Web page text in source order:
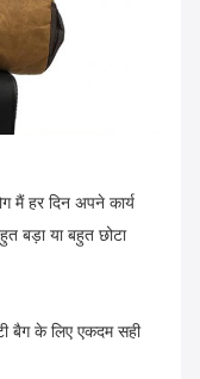
मैं हर दिन अपने कार्य
बड़ा या बहुत छोटा
बैग के लिए एकदम सही